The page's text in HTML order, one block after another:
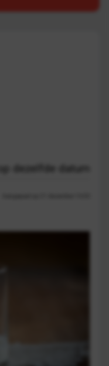
dezelfde datum